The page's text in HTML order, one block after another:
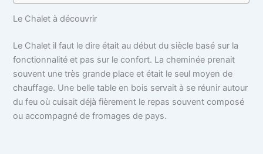
Le Chalet à découvrir
Le Chalet il faut le dire était au début du siècle basé sur la
fonctionnalité et pas sur le confort. La cheminée prenait
souvent une très grande place et était le seul moyen de
chauffage. Une belle table en bois servait à se réunir autour
du feu où cuisait déjà fièrement le repas souvent composé
ou accompagné de fromages de pays.